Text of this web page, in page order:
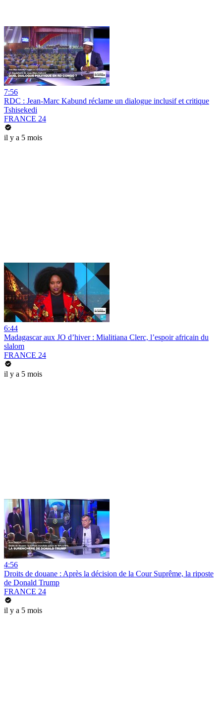
7:56
RDC : Jean-Marc Kabund réclame un dialogue inclusif et critique
Tshisekedi
FRANCE 24
il y a 5 mois
6:44
Madagascar aux JO d’hiver : Mialitiana Clerc, l’espoir africain du
slalom
FRANCE 24
il y a 5 mois
4:56
Droits de douane : Après la décision de la Cour Suprême, la riposte
de Donald Trump
FRANCE 24
il y a 5 mois